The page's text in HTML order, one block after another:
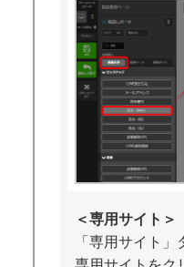
＜専用サイト＞
「専用サイト